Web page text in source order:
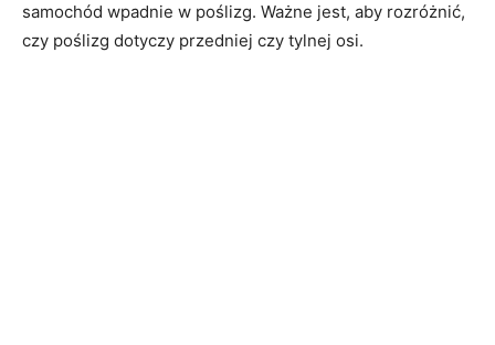
samochód wpadnie w poślizg. Ważne jest, aby rozróżnić,
czy poślizg dotyczy przedniej czy tylnej osi.